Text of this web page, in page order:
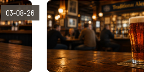
03-08-26